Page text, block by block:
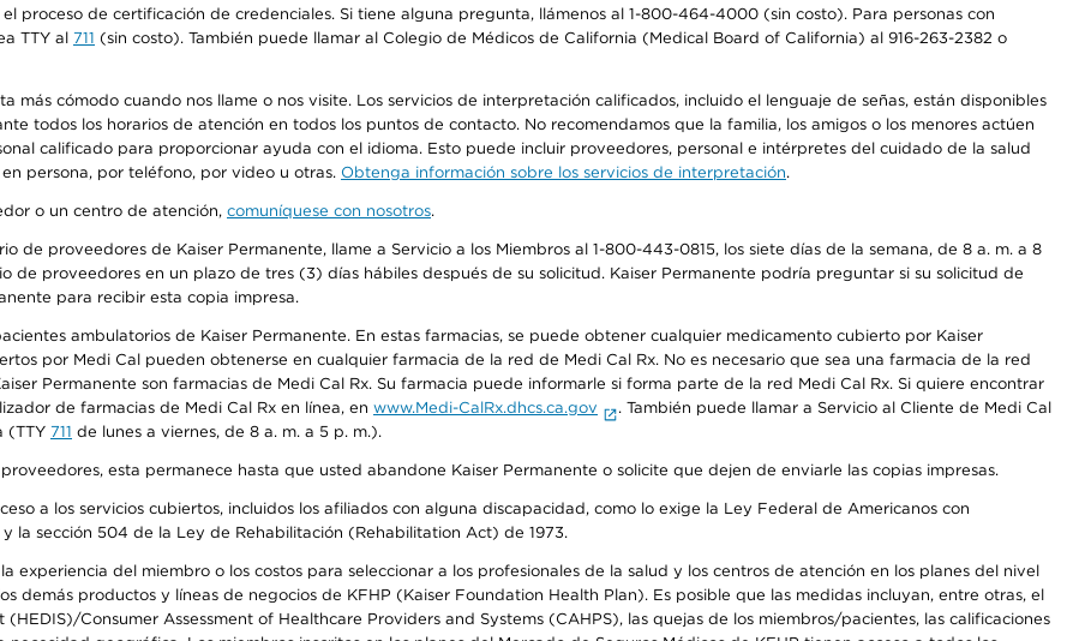
proceso de certificación de credenciales. Si tiene alguna pregunta, llámenos al 1-800-464-4000 (sin costo). Para personas con
TTY al 711 (sin costo). También puede llamar al Colegio de Médicos de California (Medical Board of California) al 916-263-2382 o
más cómodo cuando nos llame o nos visite. Los servicios de interpretación calificados, incluido el lenguaje de señas, están disponibles
todos los horarios de atención en todos los puntos de contacto. No recomendamos que la familia, los amigos o los menores actúen
calificado para proporcionar ayuda con el idioma. Esto puede incluir proveedores, personal e intérpretes del cuidado de la salud
persona, por teléfono, por video u otras. Obtenga información sobre los servicios de interpretación.
o un centro de atención, comuníquese con nosotros.
de proveedores de Kaiser Permanente, llame a Servicio a los Miembros al 1-800-443-0815, los siete días de la semana, de 8 a. m. a 8
de proveedores en un plazo de tres (3) días hábiles después de su solicitud. Kaiser Permanente podría preguntar si su solicitud de
para recibir esta copia impresa.
ambulatorios de Kaiser Permanente. En estas farmacias, se puede obtener cualquier medicamento cubierto por Kaiser
por Medi Cal pueden obtenerse en cualquier farmacia de la red de Medi Cal Rx. No es necesario que sea una farmacia de la red
Permanente son farmacias de Medi Cal Rx. Su farmacia puede informarle si forma parte de la red Medi Cal Rx. Si quiere encontrar
de farmacias de Medi Cal Rx en línea, en www.Medi-CalRx.dhcs.ca.gov
. También puede llamar a Servicio al Cliente de Medi Cal
(TTY 711 de lunes a viernes, de 8 a. m. a 5 p. m.).
esta permanece hasta que usted abandone Kaiser Permanente o solicite que dejen de enviarle las copias impresas.
a los servicios cubiertos, incluidos los afiliados con alguna discapacidad, como lo exige la Ley Federal de Americanos con
la sección 504 de la Ley de Rehabilitación (Rehabilitation Act) de 1973.
experiencia del miembro o los costos para seleccionar a los profesionales de la salud y los centros de atención en los planes del nivel
demás productos y líneas de negocios de KFHP (Kaiser Foundation Health Plan). Es posible que las medidas incluyan, entre otras, el
Consumer Assessment of Healthcare Providers and Systems (CAHPS), las quejas de los miembros/pacientes, las calificaciones